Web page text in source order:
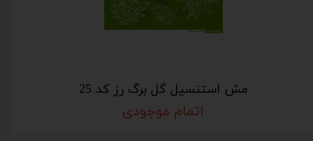
مش استنسیل گل برگ رز کد 25
اتمام موجودی